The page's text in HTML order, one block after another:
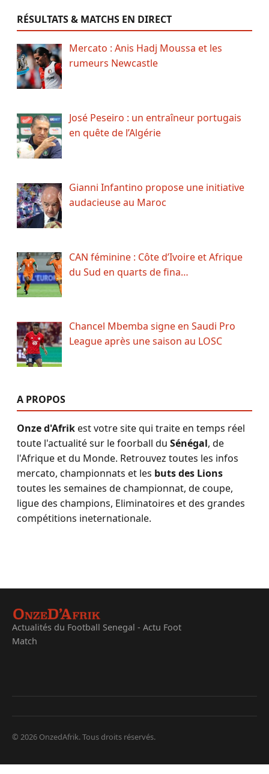
RÉSULTATS & MATCHS EN DIRECT
Mercato : Anis Hadj Moussa et les
rumeurs Newcastle
José Peseiro : un entraîneur portugais
en quête de l’Algérie
Gianni Infantino propose une initiative
audacieuse au Maroc
CAN féminine : Côte d’Ivoire et Afrique
du Sud en quarts de fina…
Chancel Mbemba signe en Saudi Pro
League après une saison au LOSC
A PROPOS
Onze d'Afrikest votre site qui traite en temps réel
toute l'actualité sur le foorball du Sénégal, de
l'Afrique et du Monde. Retrouvez toutes les infos
mercato, championnats et les buts des Lions
toutes les semaines de championnat, de coupe,
ligue des champions, Eliminatoires et des grandes
compétitions ineternationale.
Actualités du Football Senegal - Actu Foot
Match
© 2026 OnzedAfrik. Tous droits réservés.